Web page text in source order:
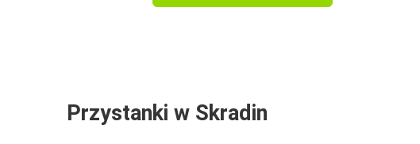
Przystanki w Skradin